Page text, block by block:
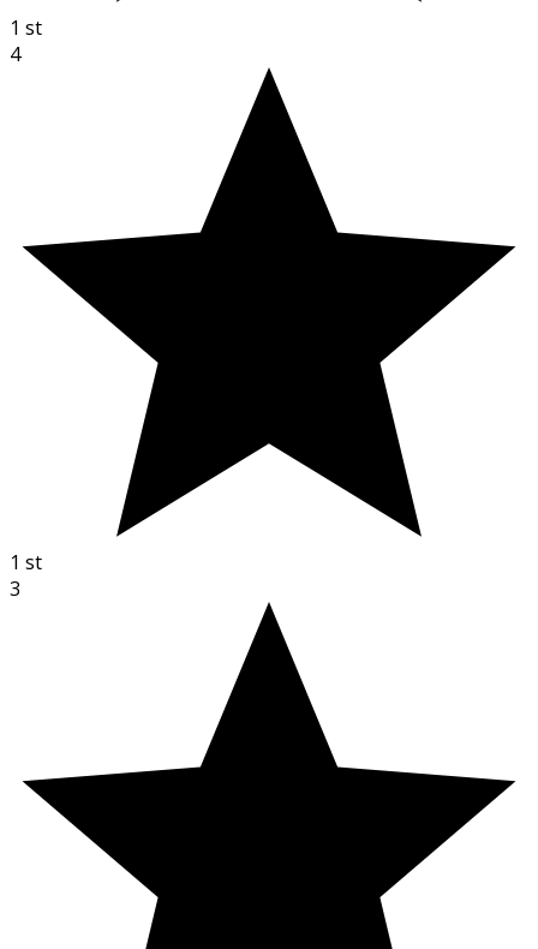
1 st
4
1 st
3